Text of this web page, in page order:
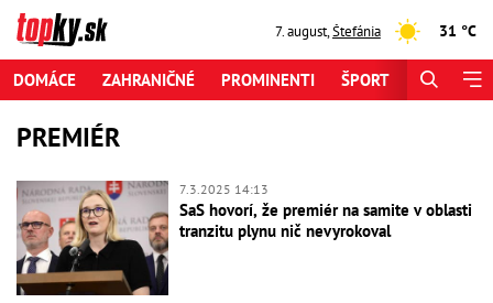
7. august,Štefánia 31 °C
DOMÁCE ZAHRANIČNÉ PROMINENTI ŠPORT
PREMIÉR
7.3.2025 14:13
SaS hovorí, že premiér na samite v oblasti
tranzitu plynu nič nevyrokoval